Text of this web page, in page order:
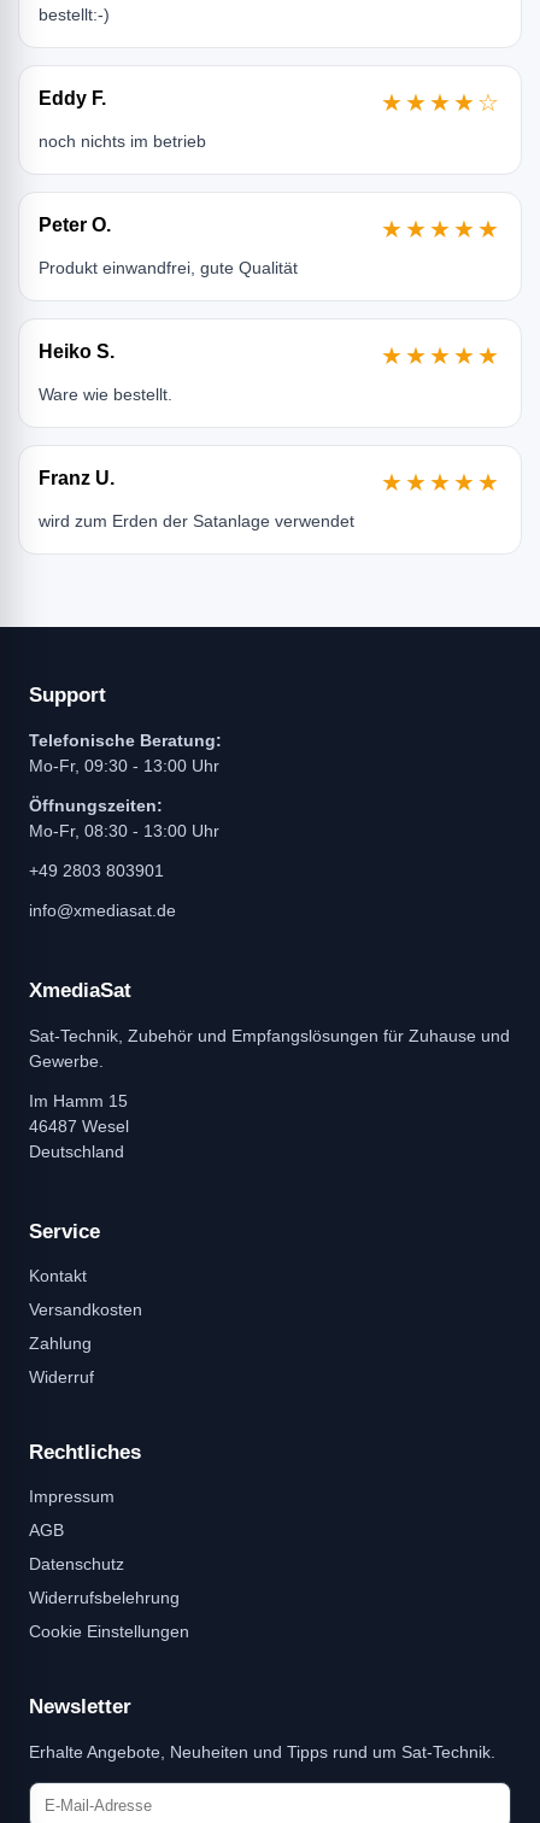
bestellt:-)
Eddy F. ★★★★☆
noch nichts im betrieb
Peter O. ★★★★★
Produkt einwandfrei, gute Qualität
Heiko S. ★★★★★
Ware wie bestellt.
Franz U. ★★★★★
wird zum Erden der Satanlage verwendet
Support
Telefonische Beratung:
Mo-Fr, 09:30 - 13:00 Uhr
Öffnungszeiten:
Mo-Fr, 08:30 - 13:00 Uhr
+49 2803 803901
info@xmediasat.de
XmediaSat
Sat-Technik, Zubehör und Empfangslösungen für Zuhause und
Gewerbe.
Im Hamm 15
46487 Wesel
Deutschland
Service
Kontakt
Versandkosten
Zahlung
Widerruf
Rechtliches
Impressum
AGB
Datenschutz
Widerrufsbelehrung
Cookie Einstellungen
Newsletter
Erhalte Angebote, Neuheiten und Tipps rund um Sat-Technik.